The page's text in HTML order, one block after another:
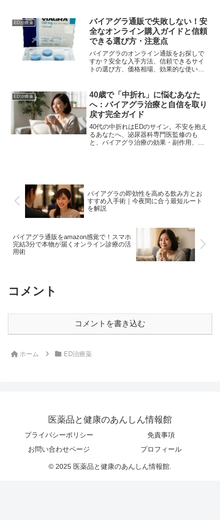
リットを分かりやすくお伝えします。
ED治療薬
バイアグラ通販で失敗しない！安
全なオンライン購入ガイドと信頼
できる選び方・注意点
バイアグラのオンライン通販をお探しで
すか？安全な入手方法、信頼できるサイ
トの選び方、価格相場、効果的な使い
す。
ED治療薬
40歳で「中折れ」に悩むあなた
へ：バイアグラ治療と自信を取り
戻す完全ガイド
40代の中折れはEDのサイン。不安を抱え
るあなたへ、泌尿器科専門医監修のも
と、バイアグラ治療の効果・副作用、安
バイアグラの即効性を高める飲み方とお
すすめ入手術｜今夜間に合う最短ルート
を解説
バイアグラ通販をamazon感覚で！スマホ
完結3分で本物が届くオンライン診療の活
用術
コメント
コメントを書き込む
ホーム ED治療薬
医薬品と健康のあんしん情報館
プライバシーポリシー
免責事項
お問い合わせページ
プロフィール
© 2025 医薬品と健康のあんしん情報館.